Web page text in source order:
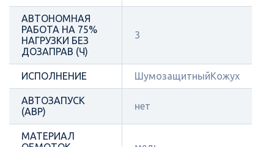
АВТОНОМНАЯ
РАБОТА НА 75%
НАГРУЗКИ БЕЗ
ДОЗАПРАВ (Ч)
3
ИСПОЛНЕНИЕ ШумозащитныйКожух
АВТОЗАПУСК
(АВР)
нет
МАТЕРИАЛ